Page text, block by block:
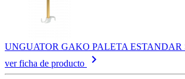
UNGUATOR GAKO PALETA ESTANDAR
ver ficha de producto
keyboard_arrow_right